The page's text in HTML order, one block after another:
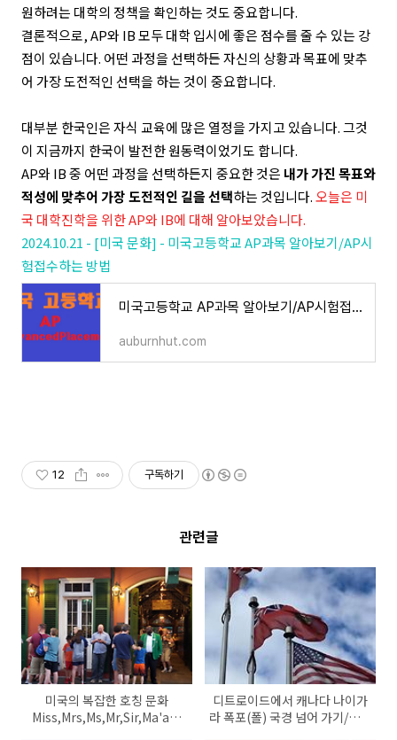
원하려는 대학의 정책을 확인하는 것도 중요합니다.
결론적으로, AP와 IB 모두 대학 입시에 좋은 점수를 줄 수 있는 강
점이 있습니다. 어떤 과정을 선택하든 자신의 상황과 목표에 맞추
어 가장 도전적인 선택을 하는 것이 중요합니다.
대부분 한국인은 자식 교육에 많은 열정을 가지고 있습니다. 그것
이 지금까지 한국이 발전한 원동력이었기도 합니다.
AP와 IB 중 어떤 과정을 선택하든지 중요한 것은 내가 가진 목표와
적성에 맞추어 가장 도전적인 길을 선택하는 것입니다.오늘은 미
국 대학진학을 위한 AP와 IB에 대해 알아보았습니다.
2024.10.21 - [미국 문화] - 미국고등학교 AP과목 알아보기/AP시
험접수하는 방법
미국고등학교 AP과목 알아보기/AP시험접수하는 방법
auburnhut.com
12 구독하기
관련글
미국의 복잡한 호칭 문화
Miss,Mrs,Ms,Mr,Sir,Ma'am
디트로이드에서 캐나다 나이가
라 폭포(폴) 국경 넘어 가기/캐나